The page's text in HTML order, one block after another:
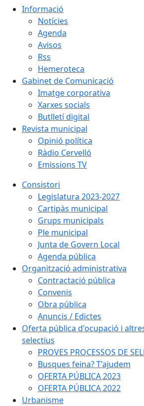
Informació
Notícies
Agenda
Avisos
Rss
Hemeroteca
Gabinet de Comunicació
Imatge corporativa
Xarxes socials
Butlletí digital
Revista municipal
Opinió política
Ràdio Cervelló
Emissions TV
Consistori
Legislatura 2023-2027
Cartipàs municipal
Grups municipals
Ple municipal
Junta de Govern Local
Agenda pública
Organització administrativa
Contractació pública
Convenis
Obra pública
Anuncis / Edictes
Oferta pública d'ocupació i
selectius
PROVES PROCESSOS DE
Busques feina? T'ajudem
OFERTA PÚBLICA 2023
OFERTA PÚBLICA 2022
Urbanisme